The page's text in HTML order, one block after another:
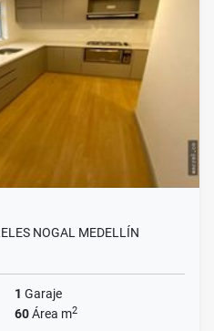
NOGAL MEDELLÍN
1 Garaje
60Área m2